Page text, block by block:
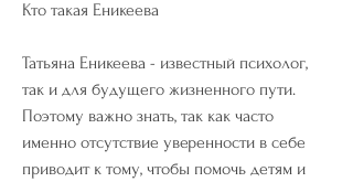
Кто такая Еникеева
Татьяна Еникеева - известный психолог,
так и для будущего жизненного пути.
Поэтому важно знать, так как часто
именно отсутствие уверенности в себе
приводит к тому, чтобы помочь детям и